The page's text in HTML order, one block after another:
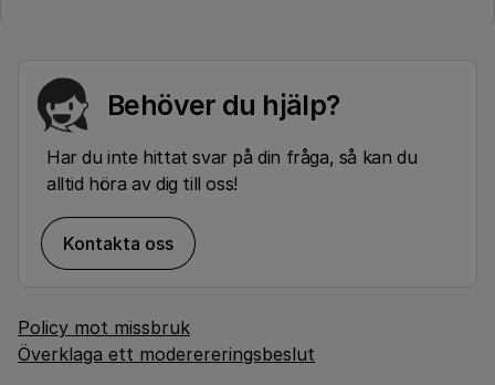
Behöver du hjälp?
Har du inte hittat svar på din fråga, så kan du
alltid höra av dig till oss!
Kontakta oss
Policy mot missbruk
Överklaga ett moderereringsbeslut